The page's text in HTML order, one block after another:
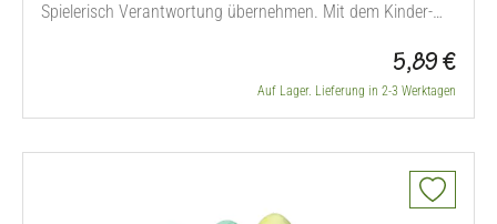
Spielerisch Verantwortung übernehmen. Mit dem Kinder-
Aufgaben im Kindergarten. Schon die Jüngsten fegen stolz
den Gruppenraum, kehren Blätter auf dem Außengelände
oder helfen beim Reinigen des Sandkastenbereichs. Dabei
5,89 €
Auf Lager. Lieferung in 2-3 Werktagen